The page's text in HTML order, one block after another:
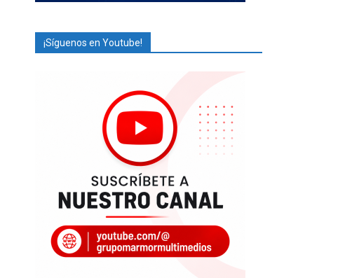
¡Síguenos en Youtube!